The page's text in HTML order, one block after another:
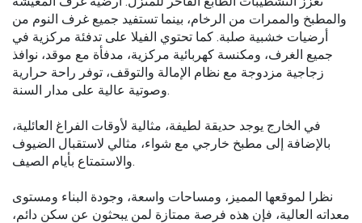
والمطبخ والممرات من الرخام، بينما تستفيد جميع غرف النوم من
أرضيات خشبية صلبة. كما تحتوي الفيلا على تدفئة مركزية في
جميع الغرف، ومكنسة كهربائية مركزية، مدفأة مع موقد، نوافذ
زجاجية مزدوجة مع نظام الإمالة والتوقف، توفر راحة حرارية
وصوتية عالية على مدار السنة.
في الخارج يوجد حديقة لطيفة، مثالية لأوقات الفراغ العائلية،
بالإضافة إلى مطبخ خارجي مع شواء، مثالي لاستقبال الضيوف
والاستمتاع بأيام الصيف.
نظرا لموقعها المميز، ومساحات واسعة، وجودة البناء ومستوى
معداته العالية، فإن هذه فرصة ممتازة لمن يبحثون عن سكن دائم،